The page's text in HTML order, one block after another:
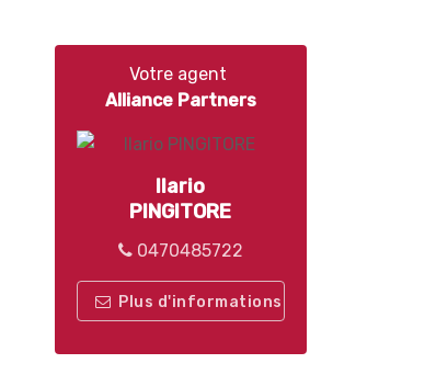
Votre agent
Alliance Partners
Ilario
PINGITORE
0470485722
Plus d'informations